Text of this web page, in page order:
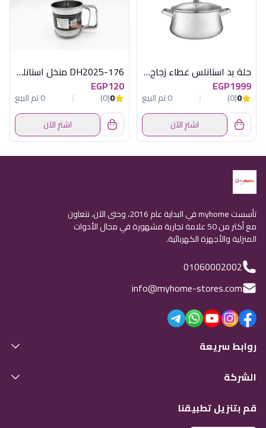
حلة يد استانلس غطاء زجاج 24
EGP1999
0
(0)
0 تم البيع
اشترِ الآن
DH2025-176 منخل استانلس صغير ديفا
EGP120
0
(0)
0 تم البيع
اشترِ الآن
تأسست myhome في البداية عام 2016، وحتى الآن، نتعاون
مع أكثر من 50 علامة تجارية مشهورة في مجال الأدوات
المنزلية والأجهزة الكهربائية.
01060002002
info@myhome-stores.com
روابط سريعة
الشركة
قم بتنزيل تطبيقنا